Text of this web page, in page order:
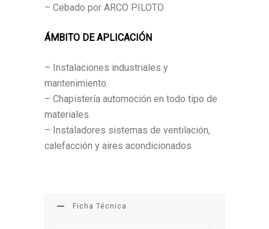
– Cebado por ARCO PILOTO
ÁMBITO DE APLICACIÓN
– Instalaciones industriales y
mantenimiento.
– Chapistería automoción en todo tipo de
materiales.
– Instaladores sistemas de ventilación,
calefacción y aires acondicionados
Ficha Técnica